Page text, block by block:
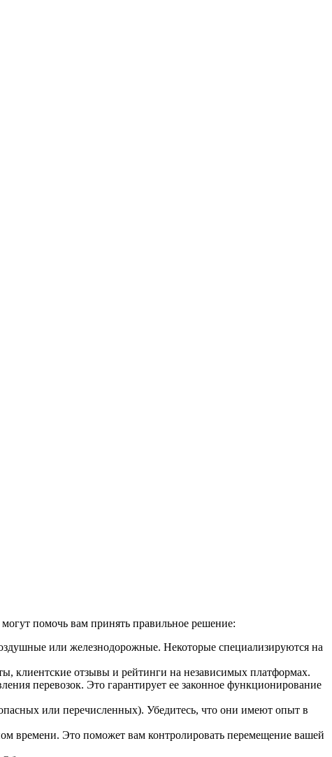
помочь вам принять правильное решение:
или железнодорожные. Некоторые специализируются на
клиентские отзывы и рейтинги на независимых платформах.
перевозок. Это гарантирует ее законное функционирование
или перечисленных). Убедитесь, что они имеют опыт в
времени. Это поможет вам контролировать перемещение вашей